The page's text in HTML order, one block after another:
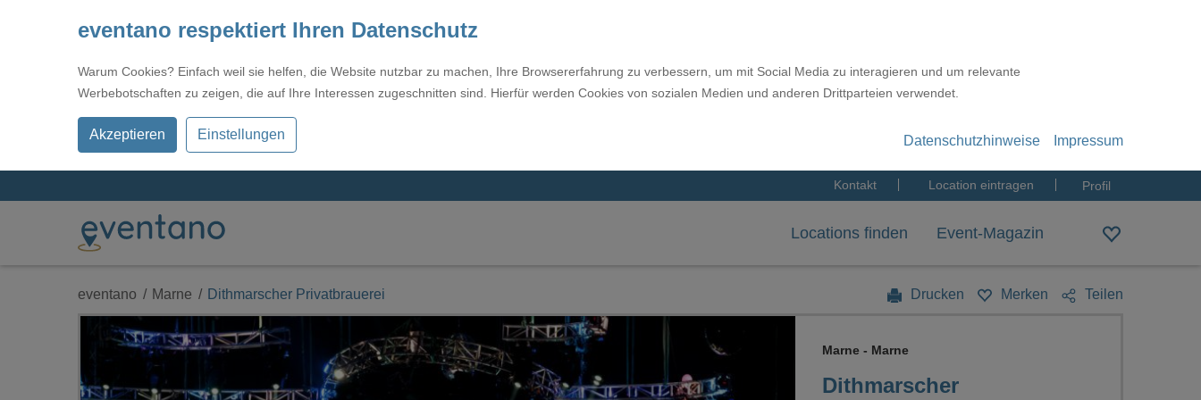
eventano respektiert Ihren Datenschutz
Warum Cookies? Einfach weil sie helfen, die Website nutzbar zu machen, Ihre Browsererfahrung zu verbessern, um mit Social Media zu interagieren und um relevante
Werbebotschaften zu zeigen, die auf Ihre Interessen zugeschnitten sind. Hierfür werden Cookies von sozialen Medien und anderen Drittparteien verwendet.
Akzeptieren Einstellungen Datenschutzhinweise Impressum
Kontakt Location eintragen Profil
Locations finden Event-Magazin
eventano Marne Dithmarscher Privatbrauerei Drucken Merken Teilen
Dithmarscher
Marne - Marne